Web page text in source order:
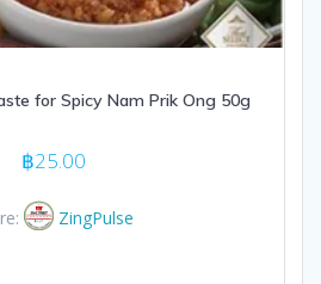
for Spicy Nam Prik Ong 50g
฿25.00
ZingPulse